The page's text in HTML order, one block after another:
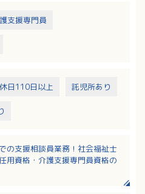
支援専門員
日110日以上 託児所あり
の支援相談員業務！社会福祉士
用資格・介護支援専門員資格の